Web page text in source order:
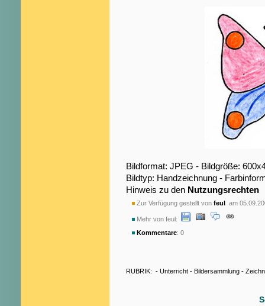
Bildformat: JPEG - Bildgröße:
Bildtyp: Handzeichnung -
Hinweis zu den Nutzungsrechten
Zur Verfügung gestellt von feul am
Mehr von feul:
Kommentare: 0
RUBRIK: - Unterricht - Bildersammlung -